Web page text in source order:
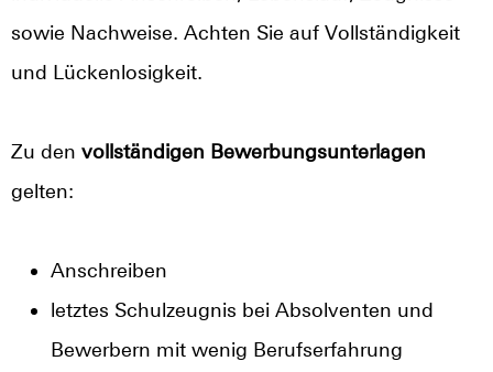
sowie Nachweise. Achten Sie auf Vollständigkeit
und Lückenlosigkeit.
Zu den vollständigen Bewerbungsunterlagen
gelten:
Anschreiben
letztes Schulzeugnis bei Absolventen und
Bewerbern mit wenig Berufserfahrung